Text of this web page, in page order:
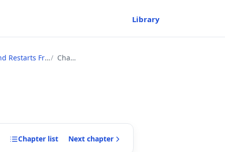
Library
1 as Classless~ Chapter
Chapter list Next chapter